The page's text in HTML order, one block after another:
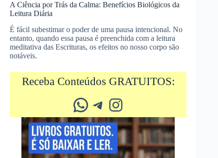
A Ciência por Trás da Calma: Benefícios Biológicos da
Leitura Diária
É fácil subestimar o poder de uma pausa intencional. No
entanto, quando essa pausa é preenchida com a leitura
meditativa das Escrituras, os efeitos no nosso corpo são
notáveis.
Receba Conteúdos GRATUITOS:
Whatsapp Telegram Instagram